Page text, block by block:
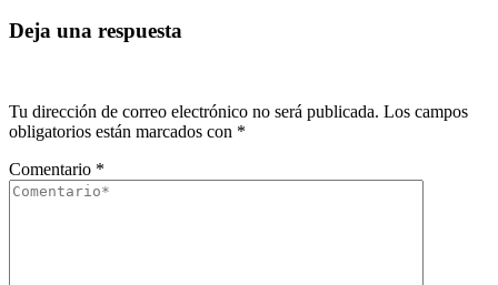
Deja una respuesta
Tu dirección de correo electrónico no será publicada. Los campos
obligatorios están marcados con *
Comentario *